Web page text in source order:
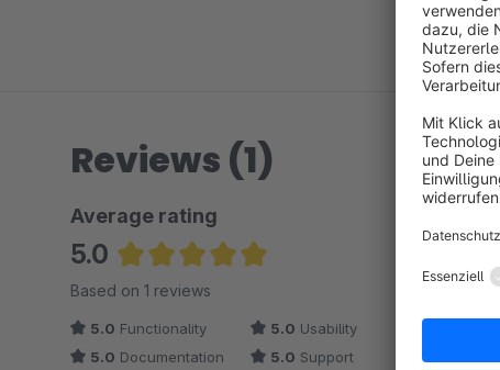
Reviews (1)
Average rating
5.0
Average rating of 5 out of 5 stars
Based on 1 reviews
5.0 Functionality 5.0 Usability
5.0 Documentation 5.0 Support